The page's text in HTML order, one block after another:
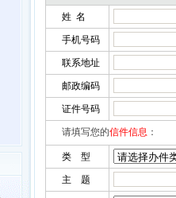
姓 名
手机号码
联系地址
邮政编码
证件号码
请填写您的信件信息 ：
类 型
主 题